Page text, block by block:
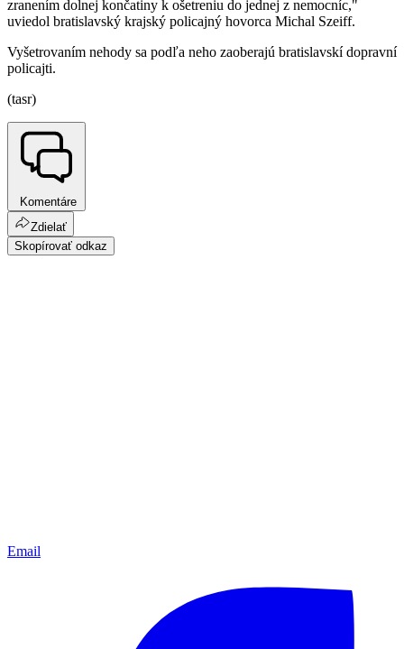
zranením dolnej končatiny k ošetreniu do jednej z nemocníc,"
uviedol bratislavský krajský policajný hovorca Michal Szeiff.
Vyšetrovaním nehody sa podľa neho zaoberajú bratislavskí dopravní
policajti.
(tasr)
Komentáre
Zdielať
Skopírovať odkaz
Email